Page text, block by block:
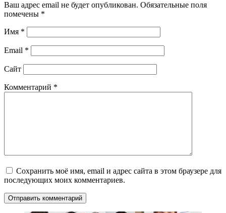
Ваш адрес email не будет опубликован. Обязательные поля
помечены *
Имя *
Email *
Сайт
Комментарий *
Сохранить моё имя, email и адрес сайта в этом браузере для
последующих моих комментариев.